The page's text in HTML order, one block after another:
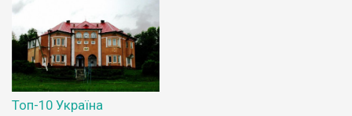
Топ-10 Україна